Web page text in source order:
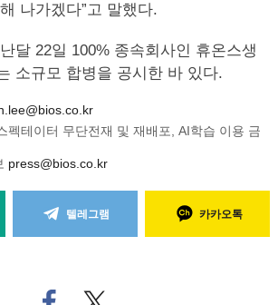
나가겠다”고 말했다.
달 22일 100% 종속회사인 휴온스생
소규모 합병을 공시한 바 있다.
펙테이터 무단전재 및 재배포, AI학습 이용 금
press@bios.co.kr
텔레그램 카카오톡
페
트위